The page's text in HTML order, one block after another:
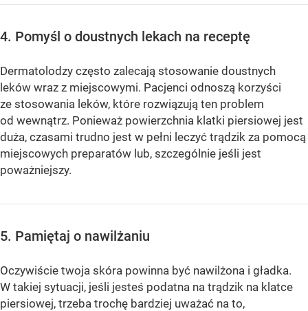
4. Pomyśl o doustnych lekach na receptę
Dermatolodzy często zalecają stosowanie doustnych
leków wraz z miejscowymi. Pacjenci odnoszą korzyści
ze stosowania leków, które rozwiązują ten problem
od wewnątrz. Ponieważ powierzchnia klatki piersiowej jest
duża, ​​czasami trudno jest w pełni leczyć trądzik za pomocą
miejscowych preparatów lub, szczególnie jeśli jest
poważniejszy.
5. Pamiętaj o nawilżaniu
Oczywiście twoja skóra powinna być nawilżona i gładka.
W takiej sytuacji, jeśli jesteś podatna na trądzik na klatce
piersiowej, trzeba trochę bardziej uważać na to,